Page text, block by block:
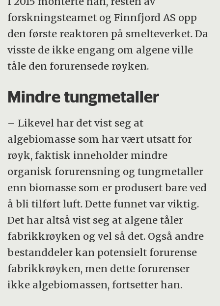
forskningsteamet og Finnfjord AS opp
den første reaktoren på smelteverket. Da
visste de ikke engang om algene ville
tåle den forurensede røyken.
Mindre tungmetaller
– Likevel har det vist seg at
algebiomasse som har vært utsatt for
røyk, faktisk inneholder mindre
organisk forurensning og tungmetaller
enn biomasse som er produsert bare ved
å bli tilført luft. Dette funnet var viktig.
Det har altså vist seg at algene tåler
fabrikkrøyken og vel så det. Også andre
bestanddeler kan potensielt forurense
fabrikkrøyken, men dette forurenser
ikke algebiomassen, fortsetter han.